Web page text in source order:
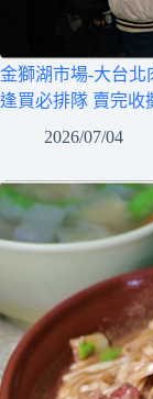
金獅湖市場-大台
逢買必排隊 賣完收
2026/07/04